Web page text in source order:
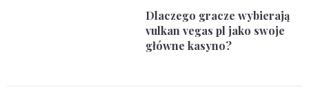
Dlaczego gracze wybierają
vulkan vegas pl jako swoje
główne kasyno?